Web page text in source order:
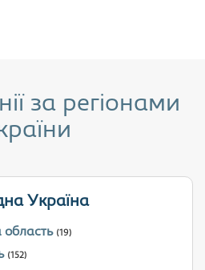
за регіонами
Україна
область (19)
(152)